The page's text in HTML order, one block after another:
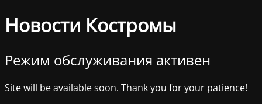
Новости Костромы
Режим обслуживания активен
Site will be available soon. Thank you for your patience!